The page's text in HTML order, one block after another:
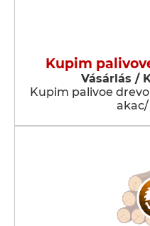
Kupim
Vásárlás /
Kupim palivoe